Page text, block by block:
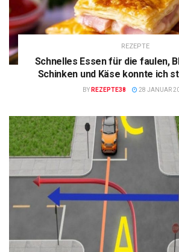
REZEPTE
Schnelles Essen für die faulen,
Schinken und Käse konnte ich
BY REZEPTE38 28 JANUAR